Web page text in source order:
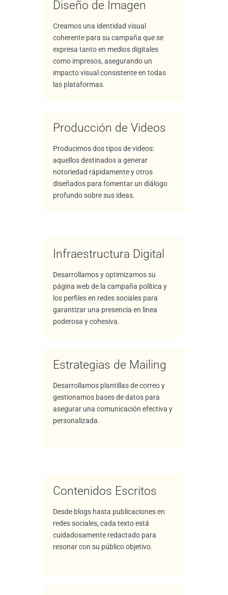
Diseño de Imagen
Creamos una identidad visual
coherente para su campaña que se
expresa tanto en medios digitales
como impresos, asegurando un
impacto visual consistente en todas
las plataformas.
Producción de Videos
Producimos dos tipos de videos:
aquellos destinados a generar
notoriedad rápidamente y otros
diseñados para fomentar un diálogo
profundo sobre sus ideas.
Infraestructura Digital
Desarrollamos y optimizamos su
página web de la campaña política y
los perfiles en redes sociales para
garantizar una presencia en línea
poderosa y cohesiva.
Estrategias de Mailing
Desarrollamos plantillas de correo y
gestionamos bases de datos para
asegurar una comunicación efectiva y
personalizada.
Contenidos Escritos
Desde blogs hasta publicaciones en
redes sociales, cada texto está
cuidadosamente redactado para
resonar con su público objetivo.